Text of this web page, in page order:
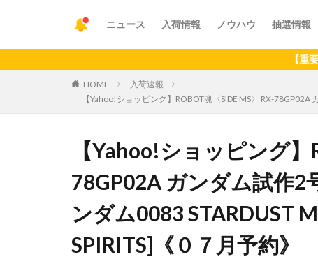
ニュース 入荷情報 ノウハウ 抽選情報
【重要】アプ
HOME
入荷速報
【Yahoo!ショッピング】ROBOT魂〈SIDE MS〉 RX-
【Yahoo!ショッピング
78GP02A ガンダム試作2
ンダム0083 STARDUST
SPIRITS]《０７月予約》